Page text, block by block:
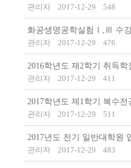
관리자
2017-12-29 548
화공생명공학실험Ⅰ,Ⅲ 수
관리자
2017-12-29 476
2016학년도 제2학기 취득
관리자
2017-12-29 411
2017학년도 제1학기 복수전
관리자
2017-12-29 511
2017년도 전기 일반대학원
관리자
2017-12-29 483